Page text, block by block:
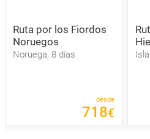
Ruta por los Fiordos
Noruegos
Noruega, 8 días
desde
718€